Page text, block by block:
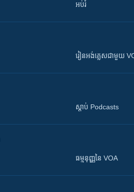
អប់រំ
រៀន​​​​​​អង់គ្លេស​​ជាមួយ
ស្តាប់ Podcasts
ធម្មនុញ្ញ​នៃ VOA